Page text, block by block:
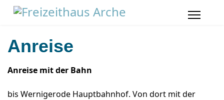
Anreise
Anreise mit der Bahn
bis Wernigerode Hauptbahnhof. Von dort mit der